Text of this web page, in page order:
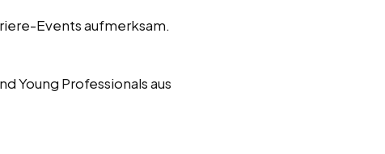
Events aufmerksam.
Young Professionals aus